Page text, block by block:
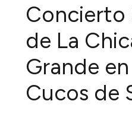
Concierto
de La
Grande
Cucos de